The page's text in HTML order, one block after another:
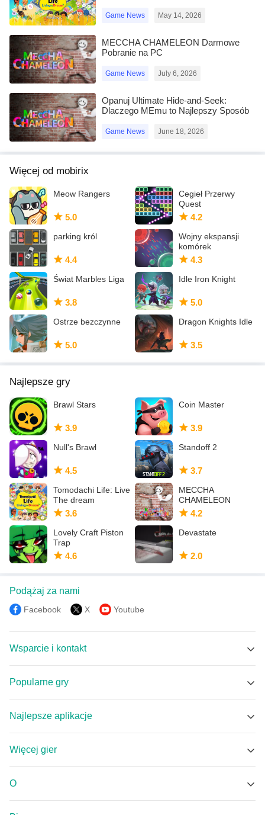
Game News May 14, 2026
MECCHA CHAMELEON Darmowe
Pobranie na PC
Game News July 6, 2026
Opanuj Ultimate Hide-and-Seek:
Dlaczego MEmu to Najlepszy Sposób
PC!
Game News June 18, 2026
Więcej od mobirix
Meow Rangers
5.0
Cegieł Przerwy
Quest
4.2
parking król
4.4
Wojny ekspansji
komórek
4.3
Świat Marbles Liga
3.8
Idle Iron Knight
5.0
Ostrze bezczynne
5.0
Dragon Knights Idle
3.5
Najlepsze gry
Brawl Stars
3.9
Coin Master
3.9
Null's Brawl
4.5
Standoff 2
3.7
Tomodachi Life: Live
The dream
3.6
MECCHA
CHAMELEON
4.2
Lovely Craft Piston
Trap
4.6
Devastate
2.0
Podążaj za nami
Facebook X Youtube
Wsparcie i kontakt
Wsparcie MEmu
Facebook Group
Discord
Email
Popularne gry
Brawl Stars APK
Coin Master APK
Null's Brawl APK
Standoff 2 APK
MECCHA CHAMELEON APK
Najlepsze aplikacje
Tuya Smart APK
小羽VPN - 一键连接 无限流量 白嫖VPN APK
LSC Smart Connect APK
Bump - mapa dla znajomych APK
Więcej gier
Centrum Gier
O
O nas